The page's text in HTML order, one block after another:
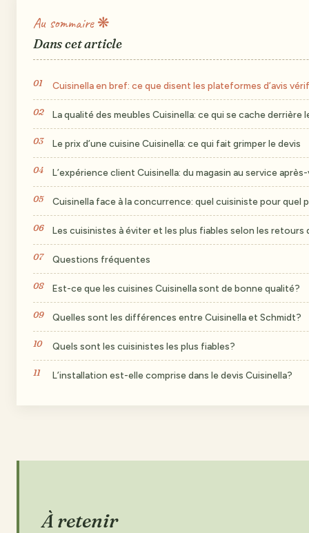
Au sommaire ❋
Dans cet article
Cuisinella en bref: ce que disent les plateformes d’avis
La qualité des meubles Cuisinella: ce qui se cache derrière
Le prix d’une cuisine Cuisinella: ce qui fait grimper le devis
L’expérience client Cuisinella: du magasin au service
Cuisinella face à la concurrence: quel cuisiniste pour quel
Les cuisinistes à éviter et les plus fiables selon les retours
Questions fréquentes
Est-ce que les cuisines Cuisinella sont de bonne qualité?
Quelles sont les différences entre Cuisinella et Schmidt?
Quels sont les cuisinistes les plus fiables?
L’installation est-elle comprise dans le devis Cuisinella?
À retenir